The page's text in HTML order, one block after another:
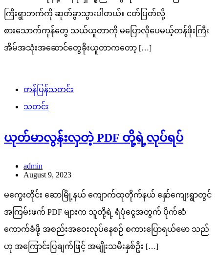
ကြီးရွာဘက်ကို ဆုတ်ခွာသွားပါတယ်။ ငတ်ပြတ်လို့
စားသောက်ကုန်တွေ သယ်ယူတာကို မပြောလိုပေမယ့်တန်ဖိုးကြီး
အိမ်အသုံးအဆောင်တွေခိုးယူတာကတော့ […]
တန်ပြန်သတင်း
သတင်း
ယုတ်မာလွန်းလှတဲ့ PDF တို့ရဲ့လုပ်ရပ်
admin
August 9, 2023
မကွေးတိုင်း ဆောမြို့နယ် ကျောက်ထုတိုက်နယ် နှော်ကျေးရွာတွင်
အကြမ်းဖက် PDF များက သူတို့ရဲ့ ရံပုံငွေအတွက် ပိုက်ဆံ
ကောက်ခံဖို့ အစည်းအဝေးလုပ်နေစဉ် စကားပြောရယ်မော သည်
ဟု အကြောင်းပြချက်ဖြင့် အမျိုးသမီးနှစ်ဦး […]